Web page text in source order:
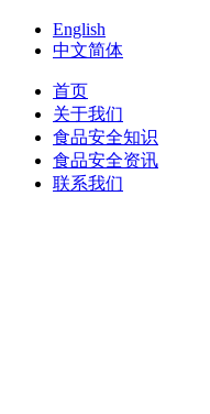
English
中文简体
首页
关于我们
食品安全知识
食品安全资讯
联系我们